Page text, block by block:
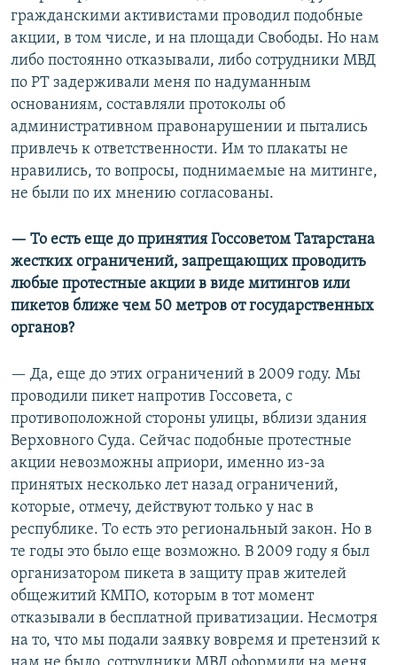
гражданскими активистами проводил подобные
акции, в том числе, и на площади Свободы. Но нам
либо постоянно отказывали, либо сотрудники МВД
по РТ задерживали меня по надуманным
основаниям, составляли протоколы об
административном правонарушении и пытались
привлечь к ответственности. Им то плакаты не
нравились, то вопросы, поднимаемые на митинге,
не были по их мнению согласованы.
— То есть еще до принятия Госсоветом Татарстана
жестких ограничений, запрещающих проводить
любые протестные акции в виде митингов или
пикетов ближе чем 50 метров от государственных
органов?
— Да, еще до этих ограничений в 2009 году. Мы
проводили пикет напротив Госсовета, с
противоположной стороны улицы, вблизи здания
Верховного Суда. Сейчас подобные протестные
акции невозможны априори, именно из-за
принятых несколько лет назад ограничений,
которые, отмечу, действуют только у нас в
республике. То есть это региональный закон. Но в
те годы это было еще возможно. В 2009 году я был
организатором пикета в защиту прав жителей
общежитий КМПО, которым в тот момент
отказывали в бесплатной приватизации. Несмотря
на то, что мы подали заявку вовремя и претензий к